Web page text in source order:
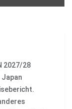
2027/28